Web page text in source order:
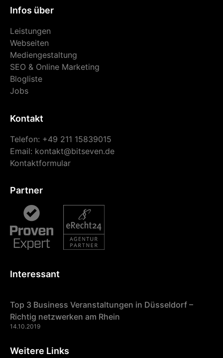
Infos über
Leistungen
Webseiten
Mediengestaltung
SEO & Online Marketing
Blogliste
Jobs
Kontakt
Telefon: +49 211 15839015
Email: kontakt@bitseven.de
Kontaktformular
Partner
Interessant
Top 3 Business Veranstaltungen in Düsseldorf –
Richtig netzwerken am Rhein
14.10.2019
Weitere Links